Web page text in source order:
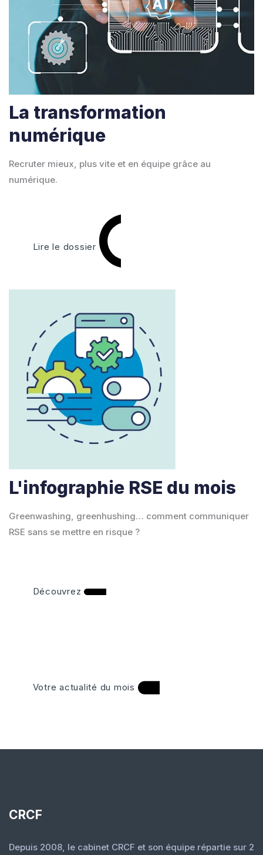
La transformation
numérique
Recruter mieux, plus vite et en équipe grâce au
numérique.
Lire le dossier
L'infographie RSE du mois
Greenwashing, greenhushing… comment communiquer
RSE sans se mettre en risque ?
Découvrez
Votre actualité du mois
CRCF
Depuis 2008, le cabinet CRCF et son équipe répartie sur 2